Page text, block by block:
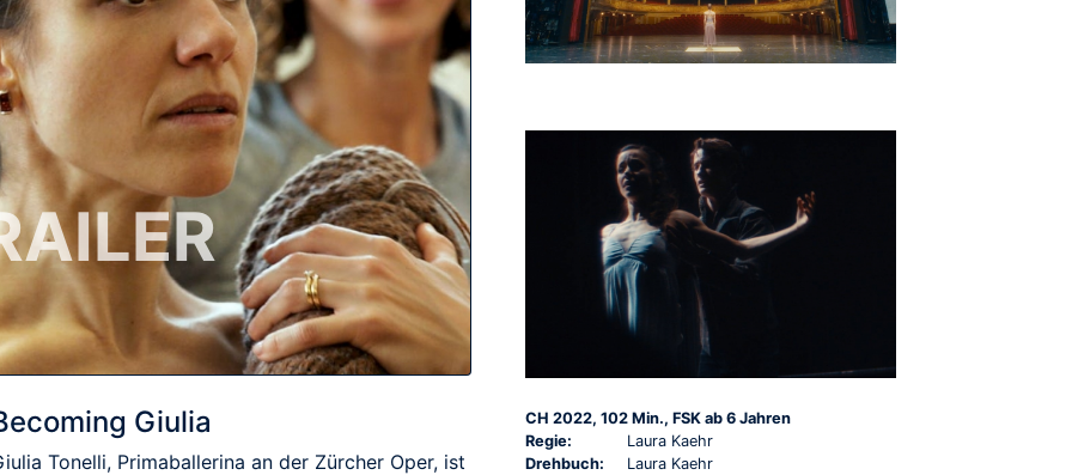
Giulia
Tonelli, Primaballerina an der Zürcher Oper, ist
CH 2022, 102 Min., FSK ab 6 Jahren
Regie:
Laura Kaehr
Drehbuch:
Laura Kaehr